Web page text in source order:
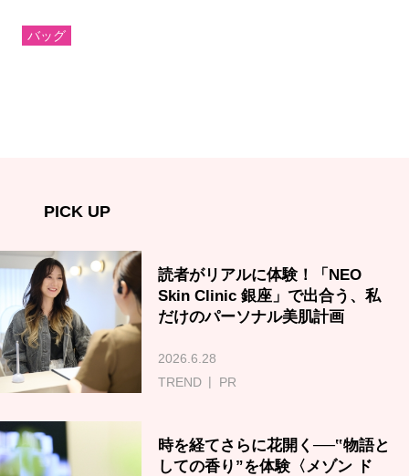
バッグ
PICK UP
読者がリアルに体験！「NEO
Skin Clinic 銀座」で出合う、私
だけのパーソナル美肌計画
2026.6.28
TREND
PR
時を経てさらに花開く──‟物語と
しての香り”を体験〈メゾン ド